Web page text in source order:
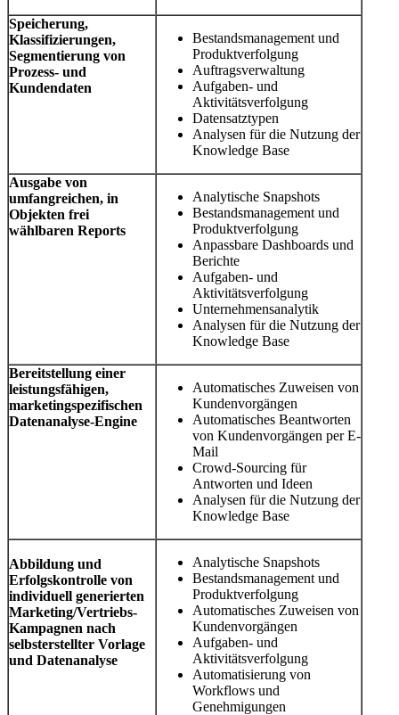
Speicherung,
Klassifizierungen,
Segmentierung von
Prozess- und
Kundendaten
Bestandsmanagement und
Produktverfolgung
Auftragsverwaltung
Aufgaben- und
Aktivitätsverfolgung
Datensatztypen
Analysen für die Nutzung der
Knowledge Base
Ausgabe von
umfangreichen, in
Objekten frei
wählbaren Reports
Analytische Snapshots
Bestandsmanagement und
Produktverfolgung
Anpassbare Dashboards und
Berichte
Aufgaben- und
Aktivitätsverfolgung
Unternehmensanalytik
Analysen für die Nutzung der
Knowledge Base
Bereitstellung einer
leistungsfähigen,
marketingspezifischen
Datenanalyse-Engine
Automatisches Zuweisen von
Kundenvorgängen
Automatisches Beantworten
von Kundenvorgängen per E-
Mail
Crowd-Sourcing für
Antworten und Ideen
Analysen für die Nutzung der
Knowledge Base
Abbildung und
Erfolgskontrolle von
individuell generierten
Marketing/Vertriebs-
Kampagnen nach
selbsterstellter Vorlage
und Datenanalyse
Analytische Snapshots
Bestandsmanagement und
Produktverfolgung
Automatisches Zuweisen von
Kundenvorgängen
Aufgaben- und
Aktivitätsverfolgung
Automatisierung von
Workflows und
Genehmigungen